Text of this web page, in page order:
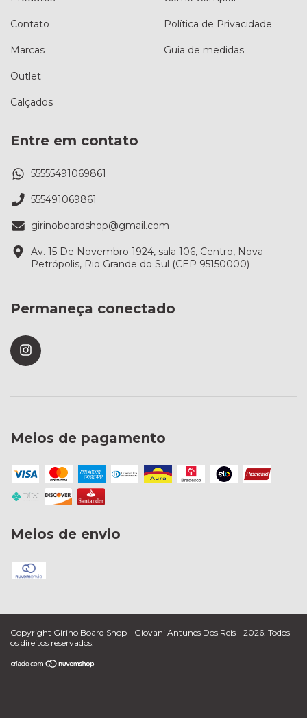
Contato
Marcas
Outlet
Calçados
Política de Privacidade
Guia de medidas
Entre em contato
55555491069861
555491069861
girinoboardshop@gmail.com
Av. 15 De Novembro 1924, sala 106, Centro, Nova
Petrópolis, Rio Grande do Sul (CEP 95150000)
Permaneça conectado
Meios de pagamento
Meios de envio
Copyright Girino Board Shop - Giovani Antunes Dos Reis - 2026. Todos
os direitos reservados.